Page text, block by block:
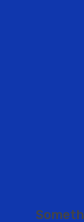
Someth